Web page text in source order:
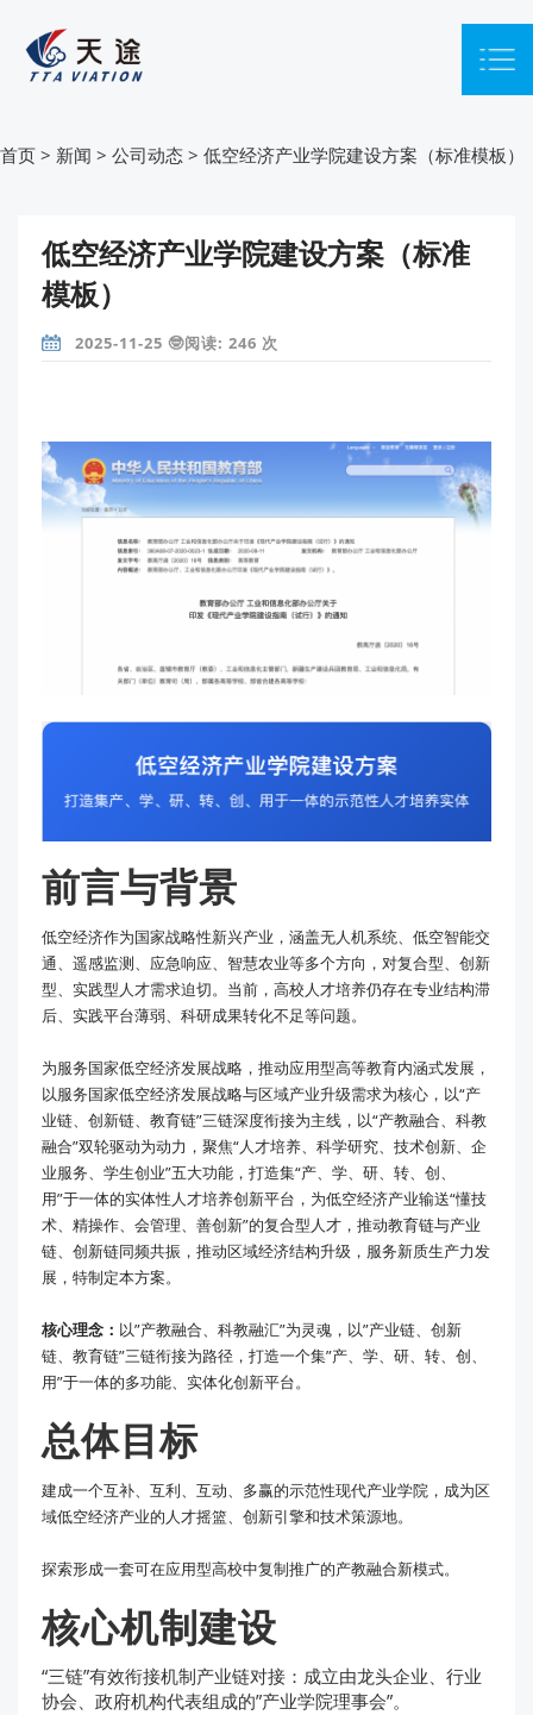
首页 > 新闻 > 公司动态 > 低空经济产业学院建设方案（标准模板）
低空经济产业学院建设方案（标准
模板）
2025-11-25 🤓阅读: 246 次
前言与背景
低空经济作为国家战略性新兴产业，涵盖无人机系统、低空智能交
通、遥感监测、应急响应、智慧农业等多个方向，对复合型、创新
型、实践型人才需求迫切。当前，高校人才培养仍存在专业结构滞
后、实践平台薄弱、科研成果转化不足等问题。
为服务国家低空经济发展战略，推动应用型高等教育内涵式发展，
以服务国家低空经济发展战略与区域产业升级需求为核心，以“产
业链、创新链、教育链”三链深度衔接为主线，以“产教融合、科教
融合”双轮驱动为动力，聚焦“人才培养、科学研究、技术创新、企
业服务、学生创业”五大功能，打造集“产、学、研、转、创、
用”于一体的实体性人才培养创新平台，为低空经济产业输送“懂技
术、精操作、会管理、善创新”的复合型人才，推动教育链与产业
链、创新链同频共振，推动区域经济结构升级，服务新质生产力发
展，特制定本方案。
核心理念： 以”产教融合、科教融汇”为灵魂，以”产业链、创新
链、教育链”三链衔接为路径，打造一个集”产、学、研、转、创、
用”于一体的多功能、实体化创新平台。
总体目标
建成一个互补、互利、互动、多赢的示范性现代产业学院，成为区
域低空经济产业的人才摇篮、创新引擎和技术策源地。
探索形成一套可在应用型高校中复制推广的产教融合新模式。
核心机制建设
“三链”有效衔接机制产业链对接：成立由龙头企业、行业
协会、政府机构代表组成的”产业学院理事会”。